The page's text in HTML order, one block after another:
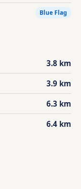
Blue Flag
3.8 km
3.9 km
6.3 km
6.4 km